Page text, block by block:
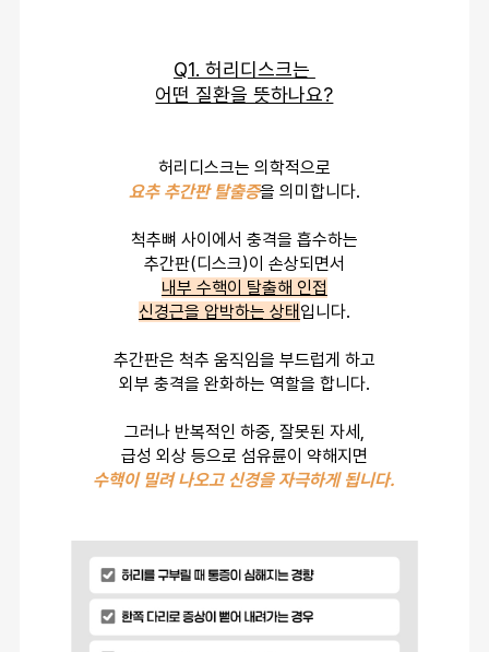
Q1. 허리디스크는
어떤 질환을 뜻하나요?
허리디스크는 의학적으로
요추 추간판 탈출증을 의미합니다.
척추뼈 사이에서 충격을 흡수하는
추간판(디스크)이 손상되면서
내부 수핵이 탈출해 인접
신경근을 압박하는 상태입니다.
추간판은 척추 움직임을 부드럽게 하고
외부 충격을 완화하는 역할을 합니다.
그러나 반복적인 하중, 잘못된 자세,
급성 외상 등으로 섬유륜이 약해지면
수핵이 밀려 나오고 신경을 자극하게 됩니다.